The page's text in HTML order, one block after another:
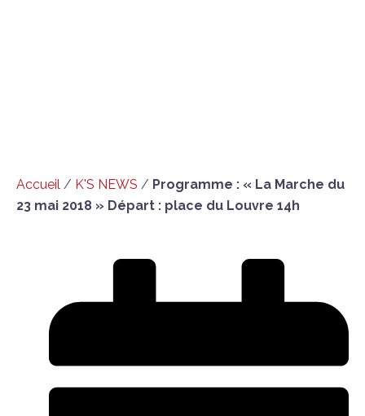
Accueil / K'S NEWS / Programme : « La Marche du
23 mai 2018 » Départ : place du Louvre 14h